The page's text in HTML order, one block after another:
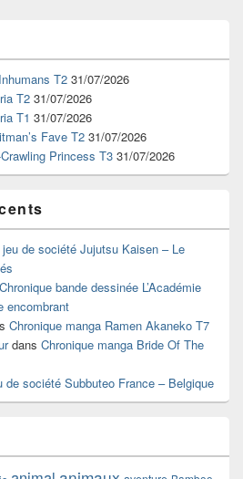
T2 31/07/2026
T2 31/07/2026
T1 31/07/2026
Fave T2 31/07/2026
Princess T3 31/07/2026
jeu de société Jujutsu Kaisen – Le
Chronique bande dessinée L’Académie
encombrant
Chronique manga Ramen Akaneko T7
dans Chronique manga Bride Of The
de société Subbuteo France – Belgique